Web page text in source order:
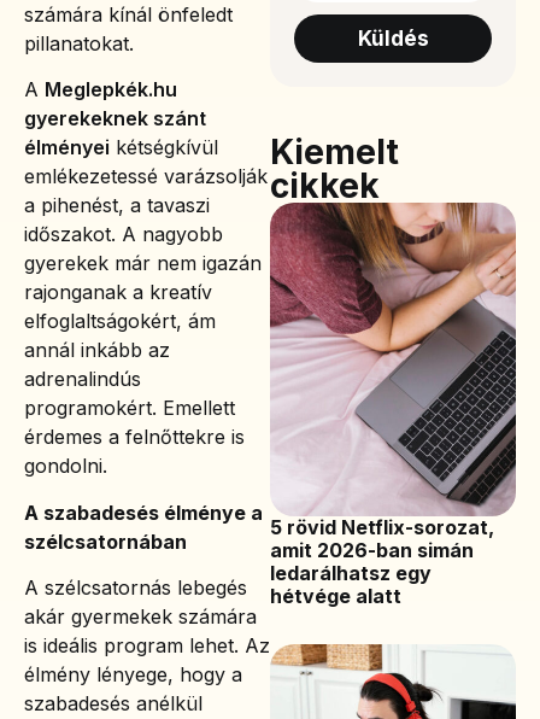
számára kínál önfeledt
pillanatokat.
A Meglepkék.hu
gyerekeknek szánt
élményei kétségkívül
emlékezetessé varázsolják
a pihenést, a tavaszi
időszakot. A nagyobb
gyerekek már nem igazán
rajonganak a kreatív
elfoglaltságokért, ám
annál inkább az
adrenalindús
programokért. Emellett
érdemes a felnőttekre is
gondolni.
A szabadesés élménye a
szélcsatornában
A szélcsatornás lebegés
akár gyermekek számára
is ideális program lehet. Az
élmény lényege, hogy a
szabadesés anélkül
Küldés
Kiemelt
cikkek
5 rövid Netflix-sorozat,
amit 2026-ban simán
ledarálhatsz egy
hétvége alatt